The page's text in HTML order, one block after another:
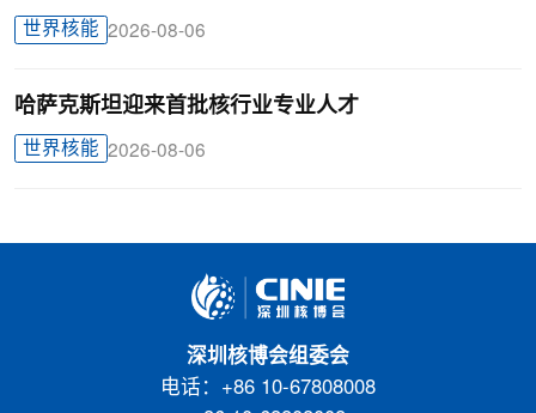
世界核能 2026-08-06
哈萨克斯坦迎来首批核行业专业人才
世界核能 2026-08-06
深圳核博会组委会
电话：+86 10-67808008